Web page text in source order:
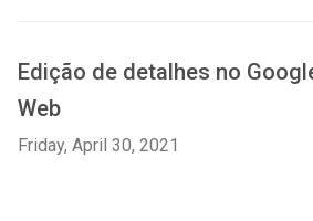
Edição de detalhes no
Web
Friday, April 30, 2021